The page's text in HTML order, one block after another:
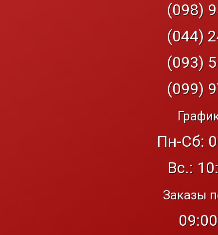
(098)
(044)
(093)
(099)
Пн-Сб:
Вс.:
Заказы